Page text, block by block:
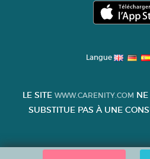
Langue
LE SITE WWW.CARENITY.COM
SUBSTITUE PAS À UNE